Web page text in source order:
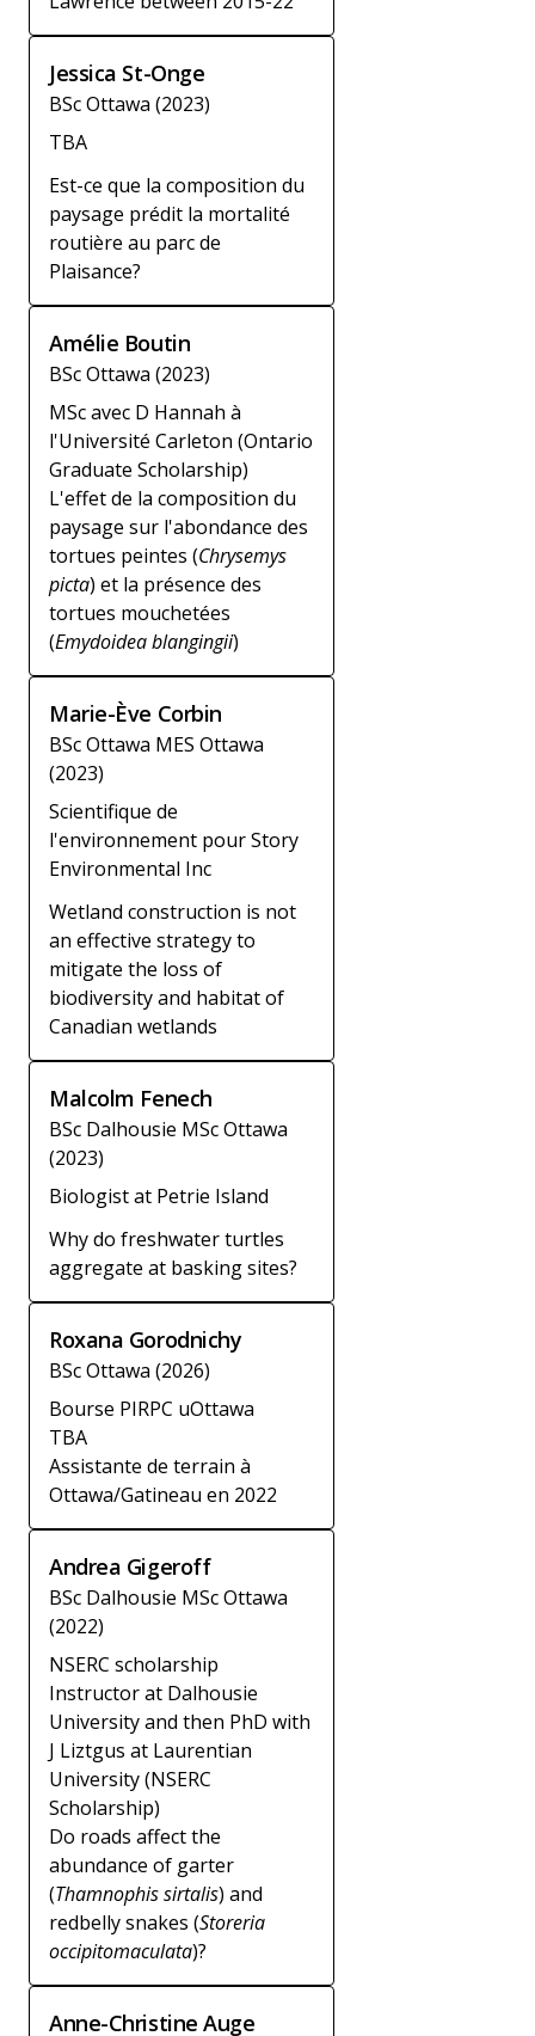
Jessica St-Onge
BSc Ottawa (2023)
TBA
Est-ce que la composition du
paysage prédit la mortalité
routière au parc de
Plaisance?
Amélie Boutin
BSc Ottawa (2023)
MSc avec D Hannah à
l'Université Carleton (Ontario
Graduate Scholarship)
L'effet de la composition du
paysage sur l'abondance des
tortues peintes (Chrysemys
picta) et la présence des
tortues mouchetées
(Emydoidea blangingii)
Marie-Ève Corbin
BSc Ottawa MES Ottawa
(2023)
Scientifique de
l'environnement pour Story
Environmental Inc
Wetland construction is not
an effective strategy to
mitigate the loss of
biodiversity and habitat of
Canadian wetlands
Malcolm Fenech
BSc Dalhousie MSc Ottawa
(2023)
Biologist at Petrie Island
Why do freshwater turtles
aggregate at basking sites?
Roxana Gorodnichy
BSc Ottawa (2026)
Bourse PIRPC uOttawa
TBA
Assistante de terrain à
Ottawa/Gatineau en 2022
Andrea Gigeroff
BSc Dalhousie MSc Ottawa
(2022)
NSERC scholarship
Instructor at Dalhousie
University and then PhD with
J Liztgus at Laurentian
University (NSERC
Scholarship)
Do roads affect the
abundance of garter
(Thamnophis sirtalis) and
redbelly snakes (Storeria
occipitomaculata)?
Anne-Christine Auge